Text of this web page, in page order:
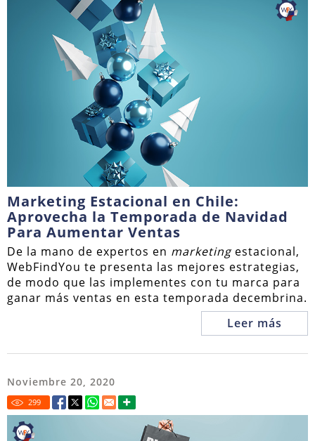
Marketing Estacional en Chile:
Aprovecha la Temporada de Navidad
Para Aumentar Ventas
De la mano de expertos en marketingestacional,
WebFindYou te presenta las mejores estrategias,
de modo que las implementes con tu marca para
ganar más ventas en esta temporada decembrina.
Leer más
Noviembre 20, 2020
299